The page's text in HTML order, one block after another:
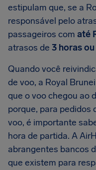
estipulam que, se a
responsável pelo
passageiros com até
atrasos de 3 horas
Quando você
de voo, a Royal
que o voo chegou ao
porque, para pedidos
voo, é importante
hora de partida. A
abrangentes bancos
que existem para